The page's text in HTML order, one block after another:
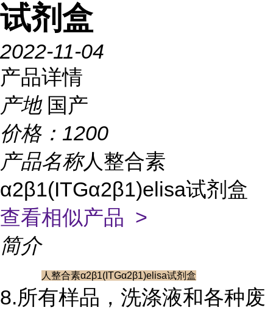
试剂盒
2022-11-04
产品详情
产地 国产
价格： 1200
产品名称人整合素
α2β1(ITGα2β1)elisa试剂盒
查看相似产品 >
简介
人整合素α2β1(ITGα2β1)elisa试剂盒
8.所有样品，洗涤液和各种废